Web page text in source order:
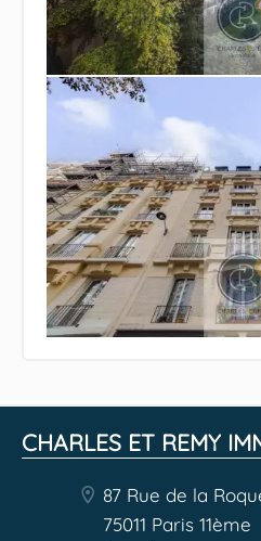
CHARLES ET REMY
87 Rue de la
75011 Paris 11ème